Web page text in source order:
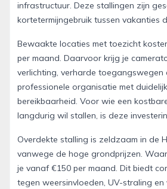
infrastructuur. Deze stallingen zijn
kortetermijngebruik tussen vakanties
Bewaakte locaties met toezicht
per maand. Daarvoor krijg je
verlichting, verharde toegangswegen
professionele organisatie met
bereikbaarheid. Voor wie een
langdurig wil stallen, is deze
Overdekte stalling is zeldzaam in de
vanwege de hoge grondprijzen.
je vanaf €150 per maand. Dit biedt
tegen weersinvloeden, UV-straling